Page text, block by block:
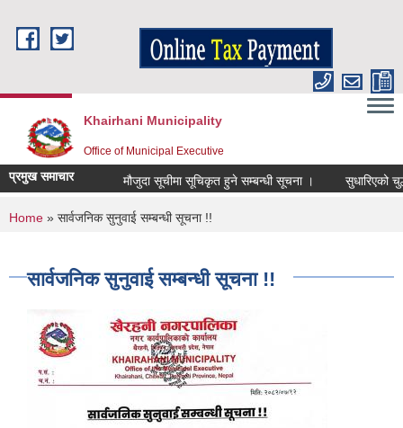
Khairhani Municipality
Office of Municipal Executive
प्रमुख समाचार मौजुदा सूचीमा सूचिकृत हुने सम्बन्धी सूचना । सुधारिएको चुल्हो
You are here
Home » सार्वजनिक सुनुवाई सम्बन्धी सूचना !!
सार्वजनिक सुनुवाई सम्बन्धी सूचना !!